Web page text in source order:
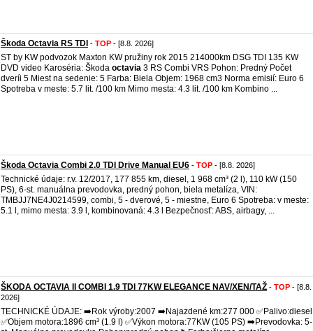
Škoda Octavia RS TDI - TOP - [8.8. 2026]
ST by KW podvozok Maxton KW pružiny rok 2015 214000km DSG TDI 135 KW
DVD video Karoséria: Škoda octavia 3 RS Combi VRS Pohon: Predný Počet
dveríi 5 Miest na sedenie: 5 Farba: Biela Objem: 1968 cm3 Norma emisií: Euro 6
Spotreba v meste: 5.7 lit. /100 km Mimo mesta: 4.3 lit. /100 km Kombino ...
Škoda Octavia Combi 2.0 TDI Drive Manual EU6 - TOP - [8.8. 2026]
Technické údaje: r.v. 12/2017, 177 855 km, diesel, 1 968 cm³ (2 l), 110 kW (150
PS), 6-st. manuálna prevodovka, predný pohon, biela metalíza, VIN:
TMBJJ7NE4J0214599, combi, 5 - dverové, 5 - miestne, Euro 6 Spotreba: v meste:
5.1 l, mimo mesta: 3.9 l, kombinovaná: 4.3 l Bezpečnosť: ABS, airbagy, ...
ŠKODA OCTAVIA II COMBI 1.9 TDI 77KW ELEGANCE NAV/XEN/TAŽ - TOP - [8.8.
2026]
TECHNICKÉ ÚDAJE: ➡️Rok výroby:2007 ➡️Najazdené km:277 000 ✅️Palivo:diesel
✅️Objem motora:1896 cm³ (1.9 l) ✅️Výkon motora:77KW (105 PS) ➡️Prevodovka: 5-